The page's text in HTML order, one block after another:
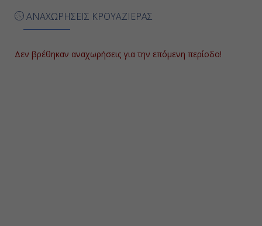
ΑΝΑΧΩΡΗΣΕΙΣ ΚΡΟΥΑΖΙΕΡΑΣ
Δεν βρέθηκαν αναχωρήσεις για την επόμενη περίοδο!